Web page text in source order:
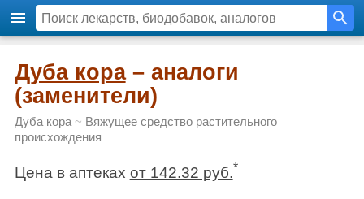
Дуба кора– аналоги
(заменители)
Дуба кора~ Вяжущее средство растительного
происхождения
Цена в аптеках от 142.32 руб.*